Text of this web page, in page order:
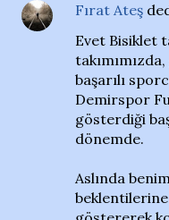
Fırat Ateş
Evet Bisiklet
başarılı
Demirspor
gösterdiği
dönemde.
Aslında